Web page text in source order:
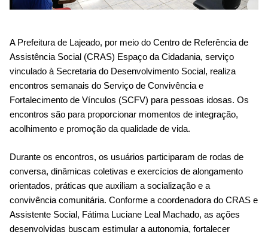
A Prefeitura de Lajeado, por meio do Centro de Referência de
Assistência Social (CRAS) Espaço da Cidadania, serviço
vinculado à Secretaria do Desenvolvimento Social, realiza
encontros semanais do Serviço de Convivência e
Fortalecimento de Vínculos (SCFV) para pessoas idosas. Os
encontros são para proporcionar momentos de integração,
acolhimento e promoção da qualidade de vida.
Durante os encontros, os usuários participaram de rodas de
conversa, dinâmicas coletivas e exercícios de alongamento
orientados, práticas que auxiliam a socialização e a
convivência comunitária. Conforme a coordenadora do CRAS e
Assistente Social, Fátima Luciane Leal Machado, as ações
desenvolvidas buscam estimular a autonomia, fortalecer